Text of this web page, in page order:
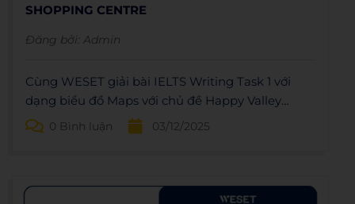
SHOPPING CENTRE
Đăng bởi: Admin
Cùng WESET giải bài IELTS Writing Task 1 với
dạng biểu đồ Maps với chủ đề Happy Valley
Shopping Centre: Dàn bài, bài mẫu và
0 Bình luận 03/12/2025